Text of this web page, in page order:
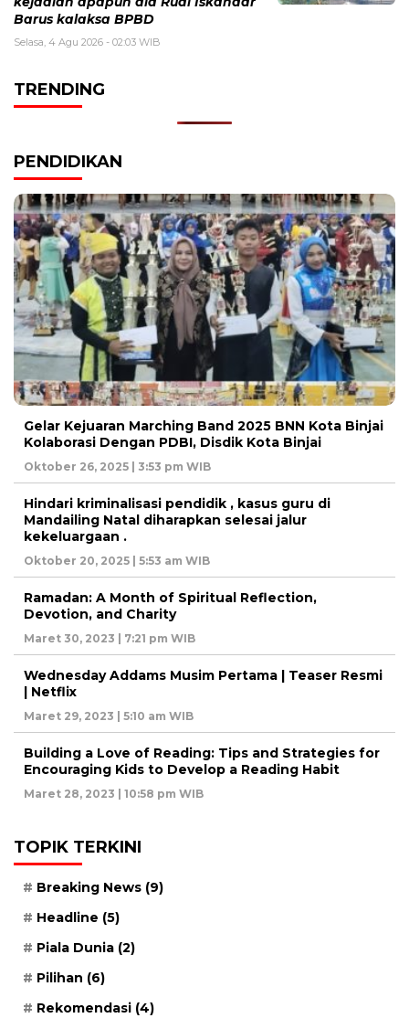
Barus kalaksa BPBD
Selasa, 4 Agu 2026 - 02:03 WIB
TRENDING
PENDIDIKAN
Gelar Kejuaran Marching Band 2025 BNN Kota Binjai
Kolaborasi Dengan PDBI, Disdik Kota Binjai
Oktober 26, 2025 | 3:53 pm WIB
Hindari kriminalisasi pendidik , kasus guru di
Mandailing Natal diharapkan selesai jalur
kekeluargaan .
Oktober 20, 2025 | 5:53 am WIB
Ramadan: A Month of Spiritual Reflection,
Devotion, and Charity
Maret 30, 2023 | 7:21 pm WIB
Wednesday Addams Musim Pertama | Teaser Resmi
| Netflix
Maret 29, 2023 | 5:10 am WIB
Building a Love of Reading: Tips and Strategies for
Encouraging Kids to Develop a Reading Habit
Maret 28, 2023 | 10:58 pm WIB
TOPIK TERKINI
Breaking News (9)
Headline (5)
Piala Dunia (2)
Pilihan (6)
Rekomendasi (4)